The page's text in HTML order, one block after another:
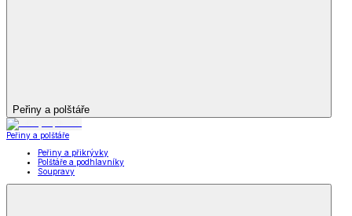
Peřiny a polštáře
Peřiny a polštáře
Peřiny a přikrývky
Polštáře a podhlavníky
Soupravy